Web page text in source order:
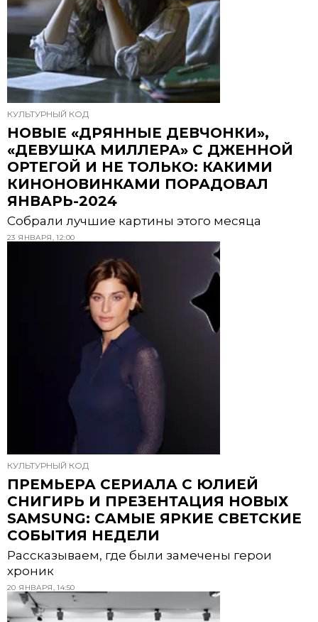
КУЛЬТУРНЫЙ КОД
НОВЫЕ «ДРЯННЫЕ ДЕВЧОНКИ»,
«ДЕВУШКА МИЛЛЕРА» С ДЖЕННОЙ
ОРТЕГОЙ И НЕ ТОЛЬКО: КАКИМИ
КИНОНОВИНКАМИ ПОРАДОВАЛ
ЯНВАРЬ-2024
Собрали лучшие картины этого месяца
23 ЯНВАРЯ, 12:00
КУЛЬТУРНЫЙ КОД
ПРЕМЬЕРА СЕРИАЛА С ЮЛИЕЙ
СНИГИРЬ И ПРЕЗЕНТАЦИЯ НОВЫХ
SAMSUNG: САМЫЕ ЯРКИЕ СВЕТСКИЕ
СОБЫТИЯ НЕДЕЛИ
Рассказываем, где были замечены герои
хроник
20 ЯНВАРЯ, 14:50